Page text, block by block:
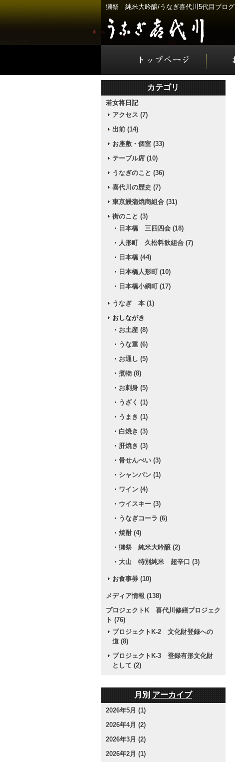
獺祭 純米大吟醸/うなぎ喜代川5代目ブログ
カテゴリ
若女将日記
アクセス (7)
出前 (14)
お座敷・個室 (33)
テーブル席 (10)
うなぎのこと (36)
喜代川の歴史 (7)
東京鰻蒲焼商組合 (31)
街のこと (3)
日本橋 三四四会 (18)
人形町 久松料飲組合 (7)
日本橋 (44)
日本橋人形町 (10)
日本橋小網町 (17)
うなぎ 本 (1)
おしながき
お土産 (8)
うな重 (6)
お通し (5)
煮物 (8)
お刺身 (5)
うざく (1)
うまき (1)
白焼き (3)
肝焼き (3)
骨せんべい (3)
シャンパン (1)
ワイン (4)
ウイスキー (3)
うなぎコーラ (6)
焼酎 (4)
獺祭 純米大吟醸 (2)
大山 特別純米 超辛口 (3)
お食事券 (10)
メディア情報 (138)
プロジェクトK 喜代川修繕プロジェク
ト (76)
プロジェクトK-2 文化財登録への
道 (8)
プロジェクトK-3 登録有形文化財
として (2)
月別アーカイブ
2026年5月 (1)
2026年4月 (2)
2026年3月 (2)
2026年2月 (1)